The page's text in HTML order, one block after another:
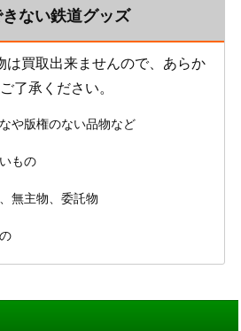
ない鉄道グッズ
は買取出来ませんので、あらか
了承ください。
や版権のない品物など
もの
無主物、委託物